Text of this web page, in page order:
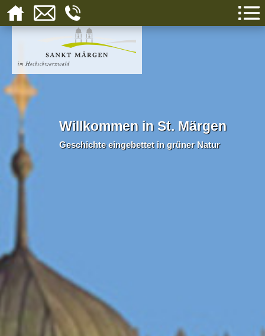
Willkommen in St. Märgen
Geschichte eingebettet in grüner Natur